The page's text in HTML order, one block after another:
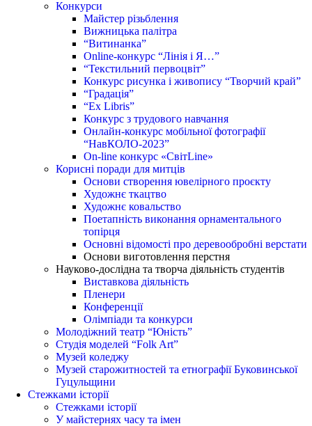
Конкурси
Майстер різьблення
Вижницька палітра
“Витинанка”
Online-конкурс “Лінія і Я…”
“Текстильний первоцвіт”
Конкурс рисунка і живопису “Творчий край”
“Градація”
“Ex Libris”
Конкурс з трудового навчання
Онлайн-конкурс мобільної фотографії
“НавКОЛО-2023”
On-line конкурс «СвітLine»
Корисні поради для митців
Основи створення ювелірного проєкту
Художнє ткацтво
Художнє ковальство
Поетапність виконання орнаментального
топірця
Основні відомості про деревообробні верстати
Основи виготовлення перстня
Науково-дослідна та творча діяльність студентів
Виставкова діяльність
Пленери
Конференції
Олімпіади та конкурси
Молодіжний театр “Юність”
Студія моделей “Folk Art”
Музей коледжу
Музей старожитностей та етнографії Буковинської
Гуцульщини
Стежками історії
Стежками історії
У майстернях часу та імен